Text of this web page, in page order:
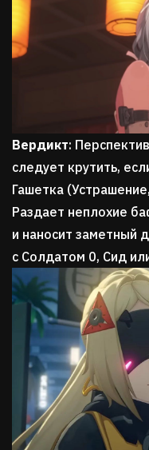
Вердикт:
следует крутить,
Гашетка
Раздает неплохие
и наносит заметный
с Солдатом 0, Сид